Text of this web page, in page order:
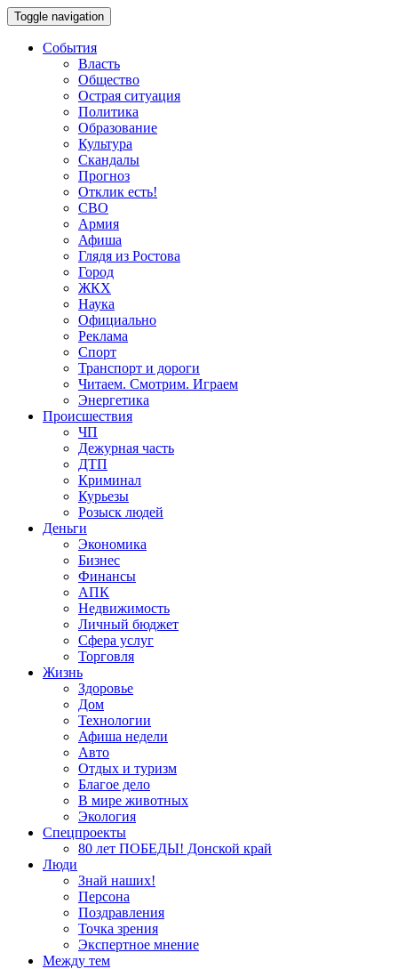
Toggle navigation
События
Власть
Общество
Острая ситуация
Политика
Образование
Культура
Скандалы
Прогноз
Отклик есть!
СВО
Армия
Афиша
Глядя из Ростова
Город
ЖКХ
Наука
Официально
Реклама
Спорт
Транспорт и дороги
Читаем. Смотрим. Играем
Энергетика
Происшествия
ЧП
Дежурная часть
ДТП
Криминал
Курьезы
Розыск людей
Деньги
Экономика
Бизнес
Финансы
АПК
Недвижимость
Личный бюджет
Сфера услуг
Торговля
Жизнь
Здоровье
Дом
Технологии
Афиша недели
Авто
Отдых и туризм
Благое дело
В мире животных
Экология
Спецпроекты
80 лет ПОБЕДЫ! Донской край
Люди
Знай наших!
Персона
Поздравления
Точка зрения
Экспертное мнение
Между тем